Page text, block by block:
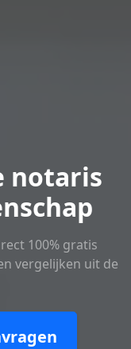
notaris
100% gratis
vergelijken uit de